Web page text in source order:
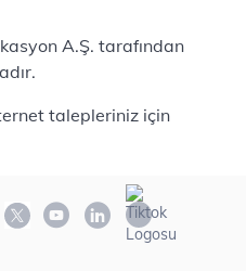
A.Ş. tarafından
talepleriniz için